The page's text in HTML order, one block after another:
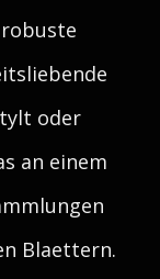
oder
an einem
Blaettern.